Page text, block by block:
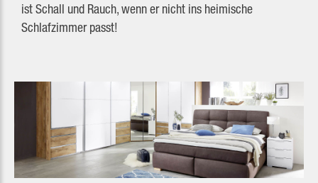
ist Schall und Rauch, wenn er nicht ins heimische
Schlafzimmer passt!